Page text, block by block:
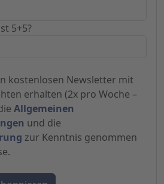
5+5?
kostenlosen Newsletter mit
erhalten (2x pro Woche –
Allgemeinen
und die
zur Kenntnis genommen